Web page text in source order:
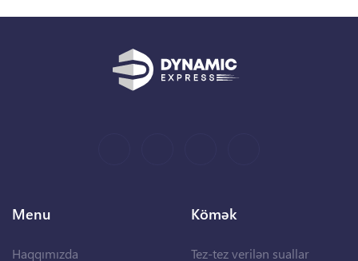
Menu
Haqqımızda
Kömək
Tez-tez verilən suallar